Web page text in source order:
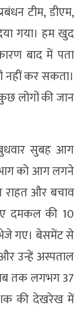
टीम, डीएम,
गया। हम खुद
बाद में पता
नहीं कर सकता।
लोगों की जान
बुधवार सुबह आग
को आग लगने
राहत और बचाव
दमकल की 10
गए। बेसमेंट से
और उन्हें अस्पताल
तक लगभग 37
की देखरेख में